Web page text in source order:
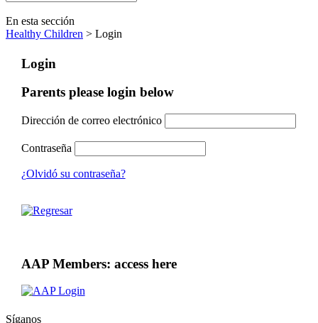
En esta sección
Healthy Children > Login
Login
Parents please login below
Dirección de correo electrónico
Contraseña
¿Olvidó su contraseña?
AAP Members: access here
Síganos